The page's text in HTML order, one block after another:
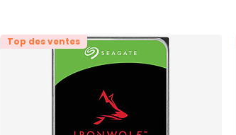
Top des ventes